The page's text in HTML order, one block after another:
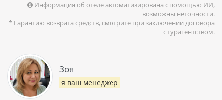
Информация об отеле автоматизирована с помощью ИИ,
возможны неточности.
* Гарантию возврата средств, смотрите при заключении договора
с турагентством.
Зоя
я ваш менеджер